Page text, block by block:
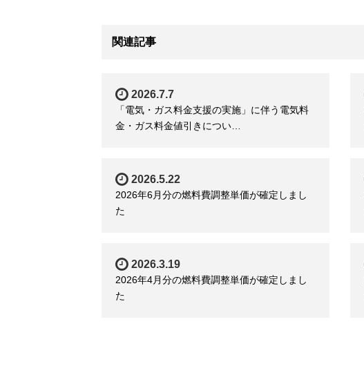
関連記事
2026.7.7
「電気・ガス料金支援の実施」に伴う電気料
金・ガス料金値引きについ…
2026.5.22
2026年6月分の燃料費調整単価が確定しまし
た
2026.3.19
2026年4月分の燃料費調整単価が確定しまし
た